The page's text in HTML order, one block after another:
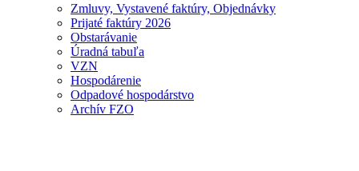
Zmluvy, Vystavené faktúry, Objednávky
Prijaté faktúry 2026
Obstarávanie
Úradná tabuľa
VZN
Hospodárenie
Odpadové hospodárstvo
Archív FZO